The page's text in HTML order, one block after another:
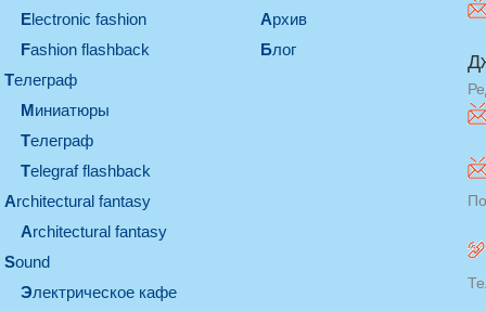
electronic fashion
Fashion flashback
телеграф
миниатюры
телеграф
Telegraf flashback
architectural fantasy
architectural fantasy
sound
электрическое кафе
Архив
Блог